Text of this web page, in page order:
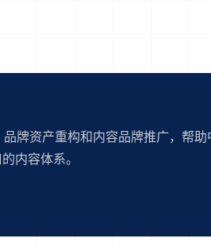
牌资产重构和内容品牌推广，帮
内容体系。